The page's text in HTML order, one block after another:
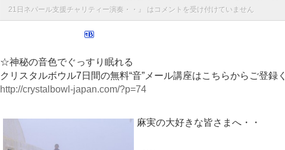
21日ネパール支援チャリティー演奏・・』 は コメントを受け付けていません
☆神秘の音色でぐっすり眠れる
クリスタルボウル7日間の無料“音”メール講座はこちらからご登録
http://crystalbowl-japan.com/?p=74
麻実の大好きな皆さまへ・・